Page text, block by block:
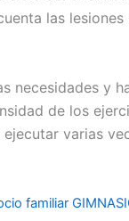
las
necesidades y
de los
varias
Rango
de